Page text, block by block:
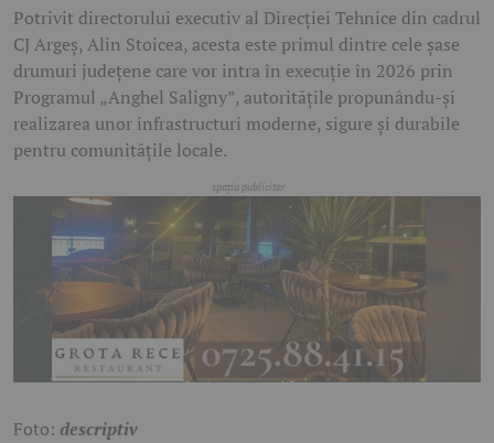
Potrivit directorului executiv al Direcției Tehnice din cadrul
CJ Argeș, Alin Stoicea, acesta este primul dintre cele șase
drumuri județene care vor intra în execuție în 2026 prin
Programul „Anghel Saligny”, autoritățile propunându-și
realizarea unor infrastructuri moderne, sigure și durabile
pentru comunitățile locale.
Foto: descriptiv